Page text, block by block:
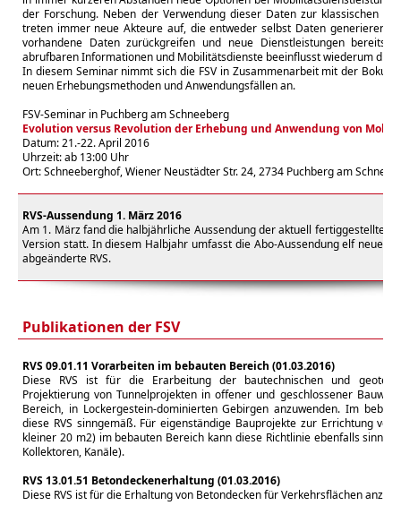
der Forschung. Neben der Verwendung dieser Daten zur klassischen
treten immer neue Akteure auf, die entweder selbst Daten generieren
vorhandene Daten zurückgreifen und neue Dienstleistungen
abrufbaren Informationen und Mobilitätsdienste beeinflusst wiederum die
In diesem Seminar nimmt sich die FSV in Zusammenarbeit mit der Boku
neuen Erhebungsmethoden und Anwendungsfällen an.
FSV-Seminar in Puchberg am Schneeberg
Evolution versus Revolution der Erhebung und Anwendung von
Datum: 21.-22. April 2016
Uhrzeit: ab 13:00 Uhr
Ort: Schneeberghof, Wiener Neustädter Str. 24, 2734 Puchberg am
RVS-Aussendung 1. März 2016
Am 1. März fand die halbjährliche Aussendung der aktuell fertiggestellten
Version statt. In diesem Halbjahr umfasst die Abo-Aussendung elf neue
abgeänderte RVS.
Publikationen der FSV
RVS 09.01.11 Vorarbeiten im bebauten Bereich (01.03.2016)
Diese RVS ist für die Erarbeitung der bautechnischen und
Projektierung von Tunnelprojekten in offener und geschlossener
Bereich, in Lockergestein-dominierten Gebirgen anzuwenden. Im
diese RVS sinngemäß. Für eigenständige Bauprojekte zur Errichtung von
kleiner 20 m2) im bebauten Bereich kann diese Richtlinie ebenfalls
Kollektoren, Kanäle).
RVS 13.01.51 Betondeckenerhaltung (01.03.2016)
Diese RVS ist für die Erhaltung von Betondecken für Verkehrsflächen